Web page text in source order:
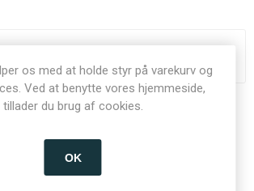
være logget ind for at se priser
Del:
os med at holde styr på varekurv og
Ved at benytte vores hjemmeside,
tillader du brug af cookies.
OK